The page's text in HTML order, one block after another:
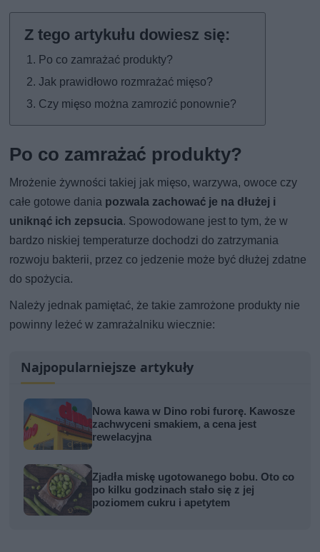
Po co zamrażać produkty?
Jak prawidłowo rozmrażać mięso?
Czy mięso można zamrozić ponownie?
Po co zamrażać produkty?
Mrożenie żywności takiej jak mięso, warzywa, owoce czy
całe gotowe dania pozwala zachować je na dłużej i
uniknąć ich zepsucia. Spowodowane jest to tym, że w
bardzo niskiej temperaturze dochodzi do zatrzymania
rozwoju bakterii, przez co jedzenie może być dłużej zdatne
do spożycia.
Należy jednak pamiętać, że takie zamrożone produkty nie
powinny leżeć w zamrażalniku wiecznie:
Najpopularniejsze artykuły
Nowa kawa w Dino robi furorę. Kawosze
zachwyceni smakiem, a cena jest
rewelacyjna
Zjadła miskę ugotowanego bobu. Oto co
po kilku godzinach stało się z jej
poziomem cukru i apetytem